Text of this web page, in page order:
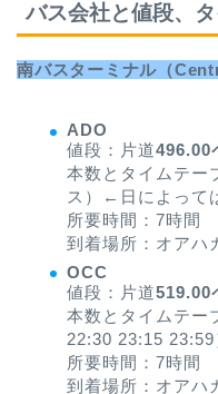
バス会社と値段、
南バスターミナル（
ADO
値段：片道496.00
本数とタイムテー
ス）←日によって
所要時間：7時間
到着場所：オアハ
OCC
値段：片道519.00
本数とタイムテ
22:30 23:15 23:59
所要時間：7時間
到着場所：オアハ